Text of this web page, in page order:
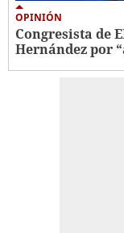
OPINIÓN
Congresista de
Hernández por